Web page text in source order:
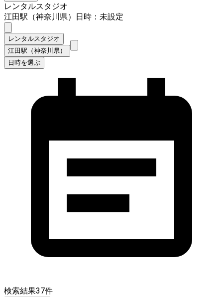
レンタルスタジオ
江田駅（神奈川県）
日時：未設定
レンタルスタジオ
江田駅（神奈川県）
日時を選ぶ
検索結果37件